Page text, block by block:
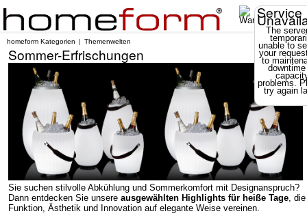
Service
The
unable to
your
to
problems.
try again
homeform Kategorien Themenwelten
Sommer-Erfrischungen
Sie suchen stilvolle Abkühlung und Sommerkomfort mit Designanspruch?
Dann entdecken Sie unsere ausgewählten Highlights für heiße Tage, die
Funktion, Ästhetik und Innovation auf elegante Weise vereinen.